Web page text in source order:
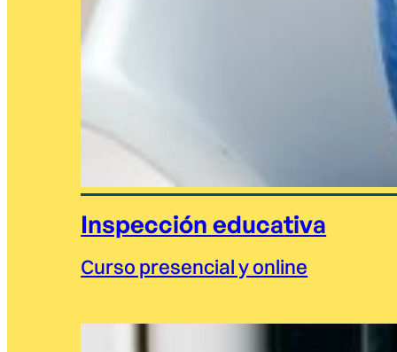
Inspección educativa
Curso presencial y online